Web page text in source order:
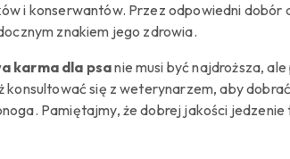
i konserwantów. Przez odpowiedni dobór
znakiem jego zdrowia.
karma dla psanie musi być najdroższa,
konsultować się z weterynarzem, aby
Pamiętajmy, że dobrej jakości